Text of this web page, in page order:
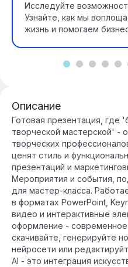
Исследуйте
Узнайте, как мы
жизнь и помогаем
Описание
Готовая презентация, где
творческой мастерской' -
творческих
ценят стиль и
презентаций и
Мероприятия и события,
для мастер-класса.
в форматах PowerPoint,
видео и интерактивные
оформление -
скачивайте, генерируйте
нейросети или
AI - это интеграция